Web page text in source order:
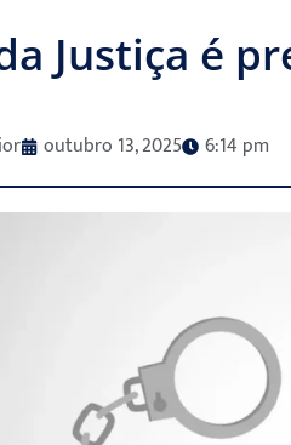
Justiça é
outubro 13, 2025 6:14 pm